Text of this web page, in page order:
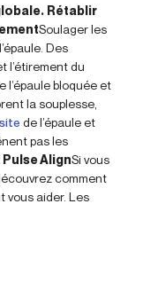
Rétablir
Soulager les
Des
l’étirement du
bloquée et
la souplesse,
de l’épaule et
pas les
AlignSi vous
comment
vous aider. Les